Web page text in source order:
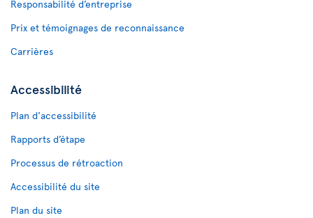
Responsabilité d’entreprise
Prix et témoignages de reconnaissance
Carrières
Accessibilité
Plan d'accessibilité
Rapports d’étape
Processus de rétroaction
Accessibilité du site
Plan du site